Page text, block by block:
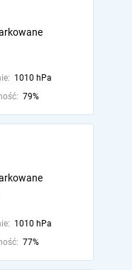
1010 hPa
79%
1010 hPa
77%